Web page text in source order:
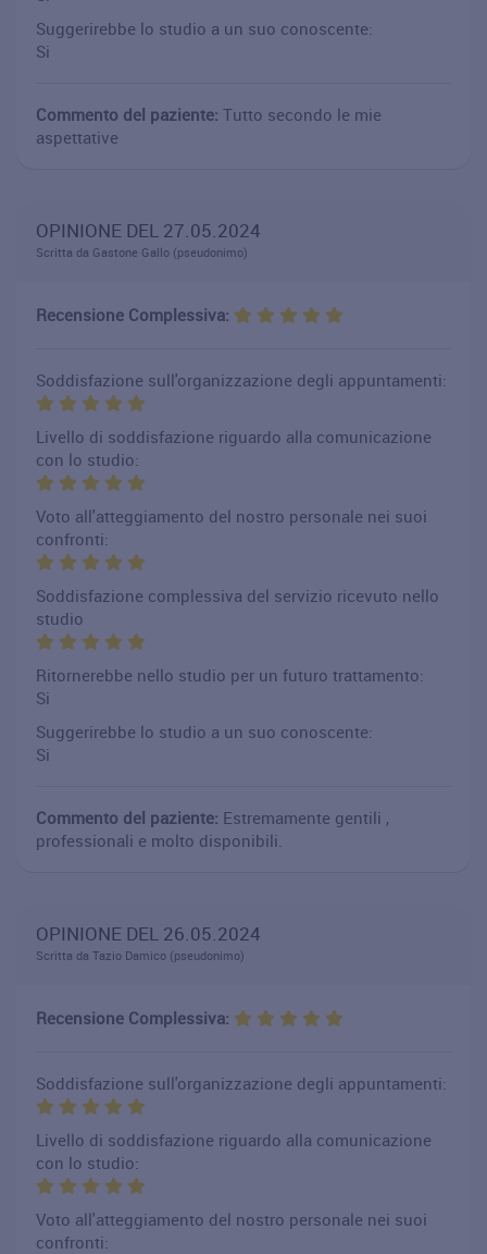
Suggerirebbe lo studio a un suo conoscente:
Si
Commento del paziente: Tutto secondo le mie
aspettative
OPINIONE DEL 27.05.2024
Scritta da Gastone Gallo (pseudonimo)
Recensione Complessiva:
Soddisfazione sull'organizzazione degli appuntamenti:
Livello di soddisfazione riguardo alla comunicazione
con lo studio:
Voto all'atteggiamento del nostro personale nei suoi
confronti:
Soddisfazione complessiva del servizio ricevuto nello
studio
Ritornerebbe nello studio per un futuro trattamento:
Si
Suggerirebbe lo studio a un suo conoscente:
Si
Commento del paziente: Estremamente gentili ,
professionali e molto disponibili.
OPINIONE DEL 26.05.2024
Scritta da Tazio Damico (pseudonimo)
Recensione Complessiva:
Soddisfazione sull'organizzazione degli appuntamenti:
Livello di soddisfazione riguardo alla comunicazione
con lo studio:
Voto all'atteggiamento del nostro personale nei suoi
confronti: